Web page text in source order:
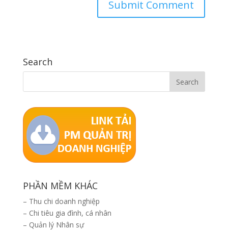
Search
PHẦN MỀM KHÁC
– Thu chi doanh nghiệp
– Chi tiêu gia đình, cá nhân
– Quản lý Nhân sự